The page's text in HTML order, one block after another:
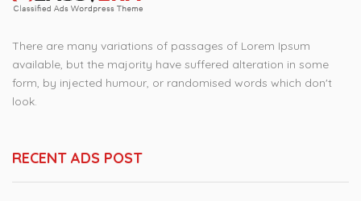
There are many variations of passages of Lorem Ipsum
available, but the majority have suffered alteration in some
form, by injected humour, or randomised words which don't
look.
RECENT ADS POST